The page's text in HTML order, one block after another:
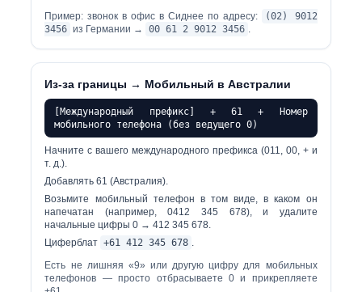
Пример: звонок в офис в Сиднее по адресу:
(02) 9012
3456 из Германии → 00 61 2 9012 3456 .
Из-за границы → Мобильный в Австралии
[Международный префикс] + 61 + Номер
мобильного телефона (без ведущего 0)
Начните с вашего международного префикса (011, 00, + и
т. д.).
Добавлять61 (Австралия).
Возьмите мобильный телефон в том виде, в каком он
напечатан (например, 0412 345 678), и удалите
начальные цифры 0 → 412 345 678.
Циферблат +61 412 345 678 .
Есть не лишняя «9» или другую цифру для мобильных
телефонов — просто отбрасываете 0 и прикрепляете